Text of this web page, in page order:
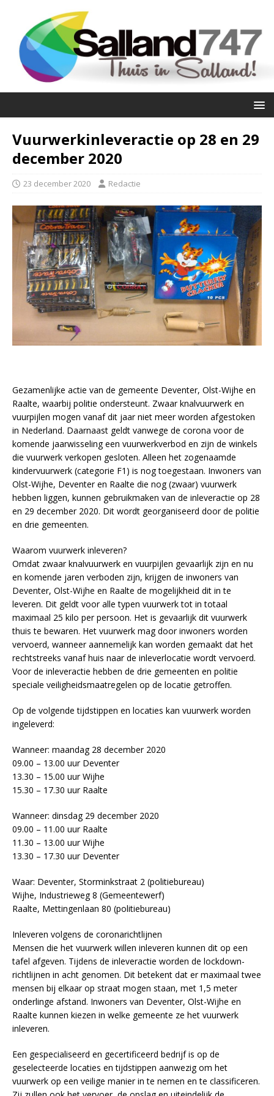
Vuurwerkinleveractie op 28 en 29
december 2020
23 december 2020 Redactie
Gezamenlijke actie van de gemeente Deventer, Olst-Wijhe en
Raalte, waarbij politie ondersteunt. Zwaar knalvuurwerk en
vuurpijlen mogen vanaf dit jaar niet meer worden afgestoken
in Nederland. Daarnaast geldt vanwege de corona voor de
komende jaarwisseling een vuurwerkverbod en zijn de winkels
die vuurwerk verkopen gesloten. Alleen het zogenaamde
kindervuurwerk (categorie F1) is nog toegestaan. Inwoners van
Olst-Wijhe, Deventer en Raalte die nog (zwaar) vuurwerk
hebben liggen, kunnen gebruikmaken van de inleveractie op 28
en 29 december 2020. Dit wordt georganiseerd door de politie
en drie gemeenten.
Waarom vuurwerk inleveren?
Omdat zwaar knalvuurwerk en vuurpijlen gevaarlijk zijn en nu
en komende jaren verboden zijn, krijgen de inwoners van
Deventer, Olst-Wijhe en Raalte de mogelijkheid dit in te
leveren. Dit geldt voor alle typen vuurwerk tot in totaal
maximaal 25 kilo per persoon. Het is gevaarlijk dit vuurwerk
thuis te bewaren. Het vuurwerk mag door inwoners worden
vervoerd, wanneer aannemelijk kan worden gemaakt dat het
rechtstreeks vanaf huis naar de inleverlocatie wordt vervoerd.
Voor de inleveractie hebben de drie gemeenten en politie
speciale veiligheidsmaatregelen op de locatie getroffen.
Op de volgende tijdstippen en locaties kan vuurwerk worden
ingeleverd:
Wanneer: maandag 28 december 2020
09.00 – 13.00 uur Deventer
13.30 – 15.00 uur Wijhe
15.30 – 17.30 uur Raalte
Wanneer: dinsdag 29 december 2020
09.00 – 11.00 uur Raalte
11.30 – 13.00 uur Wijhe
13.30 – 17.30 uur Deventer
Waar: Deventer, Storminkstraat 2 (politiebureau)
Wijhe, Industrieweg 8 (Gemeentewerf)
Raalte, Mettingenlaan 80 (politiebureau)
Inleveren volgens de coronarichtlijnen
Mensen die het vuurwerk willen inleveren kunnen dit op een
tafel afgeven. Tijdens de inleveractie worden de lockdown-
richtlijnen in acht genomen. Dit betekent dat er maximaal twee
mensen bij elkaar op straat mogen staan, met 1,5 meter
onderlinge afstand. Inwoners van Deventer, Olst-Wijhe en
Raalte kunnen kiezen in welke gemeente ze het vuurwerk
inleveren.
Een gespecialiseerd en gecertificeerd bedrijf is op de
geselecteerde locaties en tijdstippen aanwezig om het
vuurwerk op een veilige manier in te nemen en te classificeren.